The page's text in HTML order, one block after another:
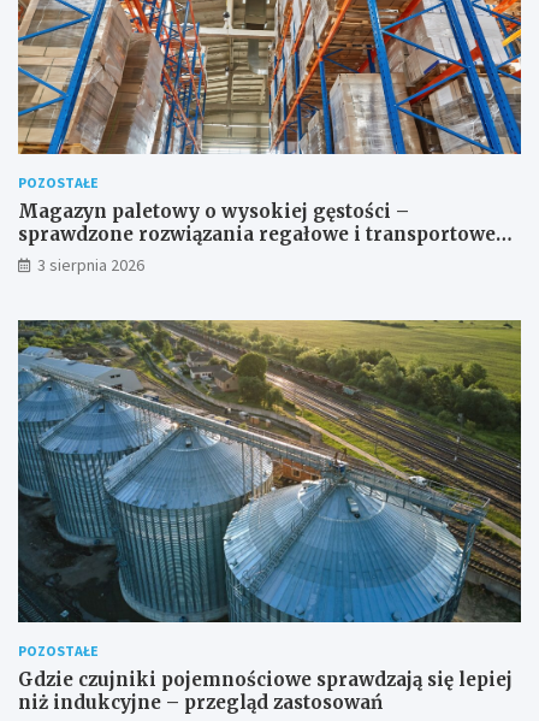
POZOSTAŁE
Magazyn paletowy o wysokiej gęstości –
sprawdzone rozwiązania regałowe i transportowe
dla wymagających przestrzeni
3 sierpnia 2026
POZOSTAŁE
Gdzie czujniki pojemnościowe sprawdzają się lepiej
niż indukcyjne – przegląd zastosowań